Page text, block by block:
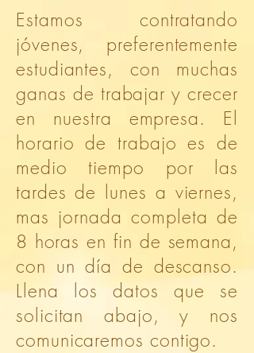
Estamos contratando
jóvenes, preferentemente
estudiantes, con muchas
ganas de trabajar y crecer
en nuestra empresa. El
horario de trabajo es de
medio tiempo por las
tardes de lunes a viernes,
mas jornada completa de
8 horas en fin de semana,
con un día de descanso.
Llena los datos que se
solicitan abajo, y nos
comunicaremos contigo.